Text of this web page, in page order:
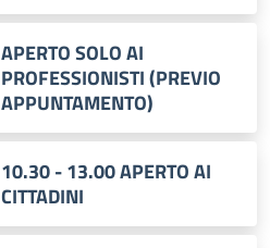
APERTO SOLO AI
PROFESSIONISTI (PREVIO
APPUNTAMENTO)
10.30 - 13.00 APERTO AI
CITTADINI